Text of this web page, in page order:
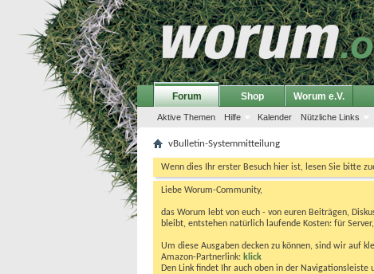
Forum
Aktive Themen Hilfe Kalender Nützliche Links
Shop Worum e.V.
vBulletin-Systemmitteilung
Wenn dies Ihr erster Besuch hier ist, lesen Sie bitte
Liebe Worum-Community,
das Worum lebt von euch - von euren Beiträgen,
bleibt, entstehen natürlich laufende Kosten: für
Um diese Ausgaben decken zu können, sind wir auf
Amazon-Partnerlink: klick
Den Link findet Ihr auch oben in der